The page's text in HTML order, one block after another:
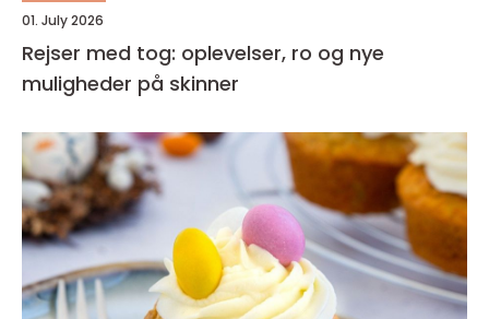
01. July 2026
Rejser med tog: oplevelser, ro og nye
muligheder på skinner